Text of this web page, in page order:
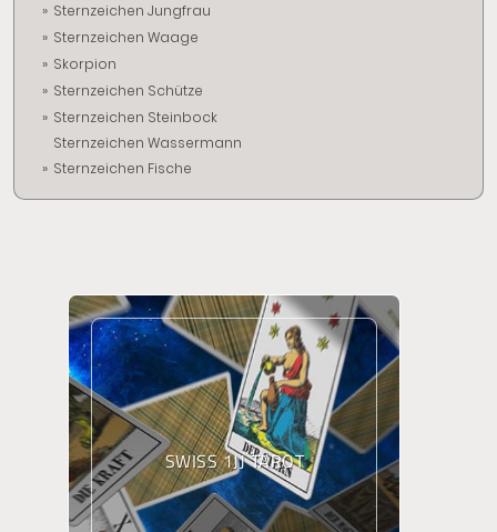
Sternzeichen Jungfrau
Sternzeichen Waage
Skorpion
Sternzeichen Schütze
Sternzeichen Steinbock
Sternzeichen Wassermann
Sternzeichen Fische
SWISS 1JJ TAROT